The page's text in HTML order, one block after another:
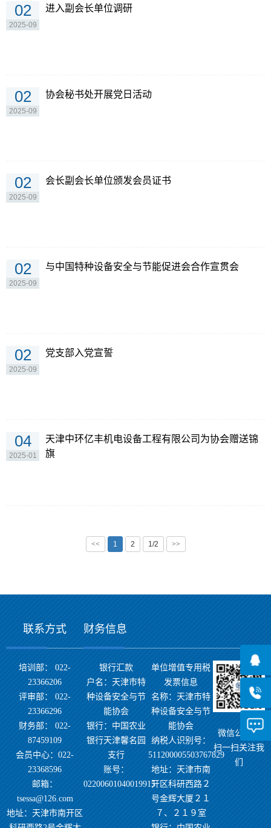
02
2025-09
进入副会长单位调研
02
2025-09
协会秘书处开展党日活动
02
2025-09
会长副会长单位颁发会员证书
02
2025-09
与中国特种设备安全与节能促进会合作宣贯会
02
2025-09
党支部入党宣誓
04
2025-01
天津中环亿丰机电设备工程有限公司为协会赠送锦
旗
<< 1 2 1/2 >>
联系方式 财务信息
培训部： 022-
23366206
评审部： 022-
23366296
财务部： 022-
87459109
会员中心：022-
23368596
邮箱：
tsessa@126.com
地址：天津市南开区
银行汇款
户名：天津市特
种设备安全与节
能协会
银行：中国农业
银行天津馨名园
支行
账号：
02200601040019915
单位增值专用税
发票信息
名称：天津市特
种设备安全与节
能协会
纳税人识别号：
511200005503767829
地址：天津市南
开区科研西路２
号金辉大厦２１
７、２１９室
微信公众号
扫一扫关注我
们